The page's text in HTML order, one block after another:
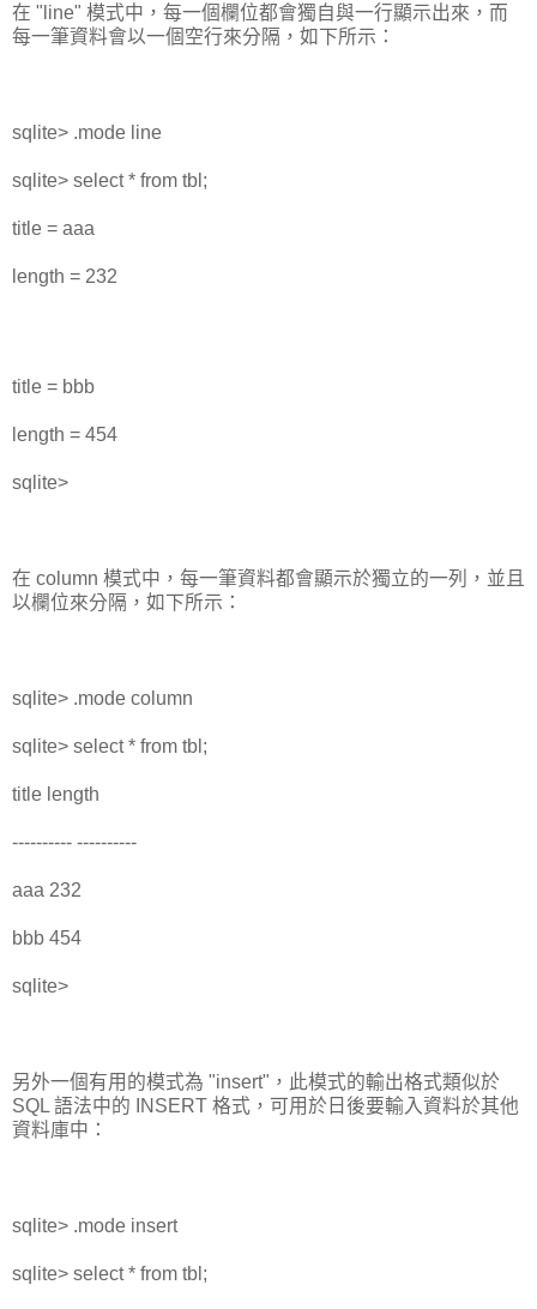
在 "line" 模式中，每一個欄位都會獨自與一行顯示出來，而
每一筆資料會以一個空行來分隔，如下所示：
sqlite> .mode line
sqlite> select * from tbl;
title = aaa
length = 232
title = bbb
length = 454
sqlite>
在 column 模式中，每一筆資料都會顯示於獨立的一列，並且
以欄位來分隔，如下所示：
sqlite> .mode column
sqlite> select * from tbl;
title length
---------- ----------
aaa 232
bbb 454
sqlite>
另外一個有用的模式為 "insert"，此模式的輸出格式類似於
SQL 語法中的 INSERT 格式，可用於日後要輸入資料於其他
資料庫中：
sqlite> .mode insert
sqlite> select * from tbl;